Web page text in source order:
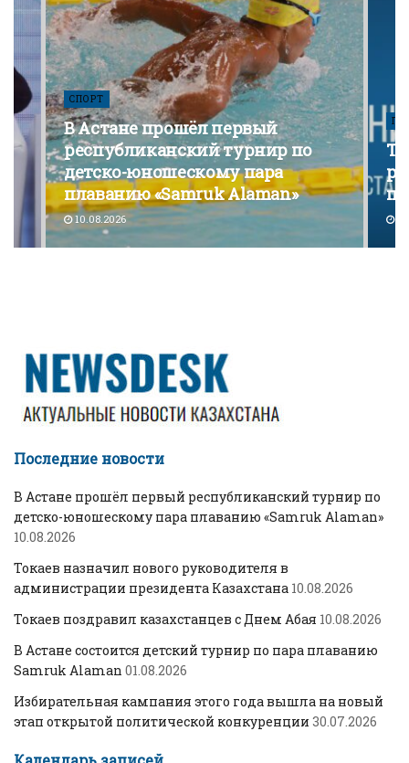
СПОРТ
В Астане прошёл первый
республиканский турнир по
детско-юношескому пара
плаванию «Samruk Alaman»
10.08.2026
Последние новости
В Астане прошёл первый республиканский турнир по
детско-юношескому пара плаванию «Samruk Alaman»
10.08.2026
Токаев назначил нового руководителя в
администрации президента Казахстана 10.08.2026
Токаев поздравил казахстанцев с Днем Абая 10.08.2026
В Астане состоится детский турнир по пара плаванию
Samruk Alaman 01.08.2026
Избирательная кампания этого года вышла на новый
этап открытой политической конкуренции 30.07.2026